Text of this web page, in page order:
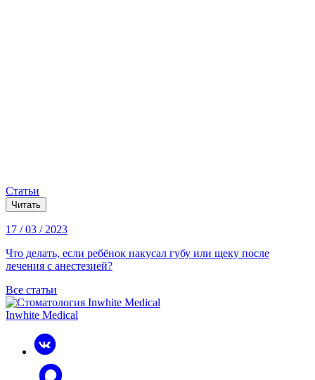
Статьи
Читать
17 / 03 / 2023
Что делать, если ребёнок накусал губу или щеку после
лечения с анестезией?
Все статьи
Inwhite Medical